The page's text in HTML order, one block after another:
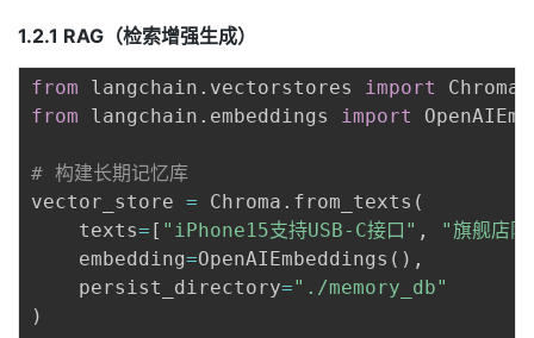
1.2.1 RAG（检索增强生成）
from langchain . vectorstores import
from langchain . embeddings import
# 构建长期记忆库
vector_store = Chroma . from_texts (
    texts
= [ "iPhone15支持USB-C接口" ,
"旗舰店
    embedding
=OpenAIEmbeddings ( ) ,
    persist_directory
="./memory_db"
)